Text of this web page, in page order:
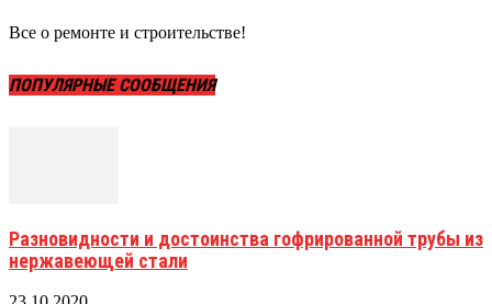
Все о ремонте и строительстве!
ПОПУЛЯРНЫЕ СООБЩЕНИЯ
Разновидности и достоинства гофрированной трубы из
нержавеющей стали